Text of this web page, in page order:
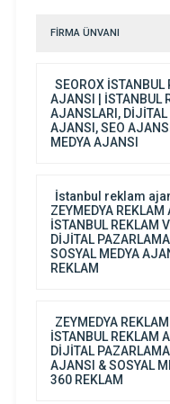
FİRMA ÜNVANI
SEOROX İSTANBUL
AJANSI | İSTANBUL
AJANSLARI,
AJANSI, SEO
MEDYA AJANSI
İstanbul reklam
ZEYMEDYA REKLAM
İSTANBUL REKLAM
DİJİTAL
SOSYAL MEDYA
REKLAM
ZEYMEDYA
İSTANBUL REKLAM
DİJİTAL
AJANSI & SOSYAL
360 REKLAM